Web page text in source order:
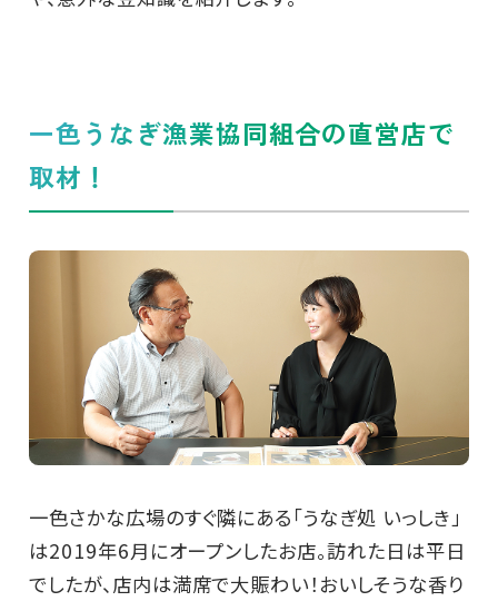
一色うなぎ漁業協同組合の直営店で
取材！
一色さかな広場のすぐ隣にある「うなぎ処 いっしき」
は2019年6月にオープンしたお店。訪れた日は平日
でしたが、店内は満席で大賑わい！おいしそうな香り